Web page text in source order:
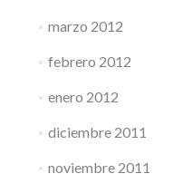
marzo 2012
febrero 2012
enero 2012
diciembre 2011
noviembre 2011